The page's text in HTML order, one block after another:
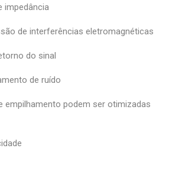
impedância
de interferências eletromagnéticas
do sinal
de ruído
empilhamento podem ser otimizadas